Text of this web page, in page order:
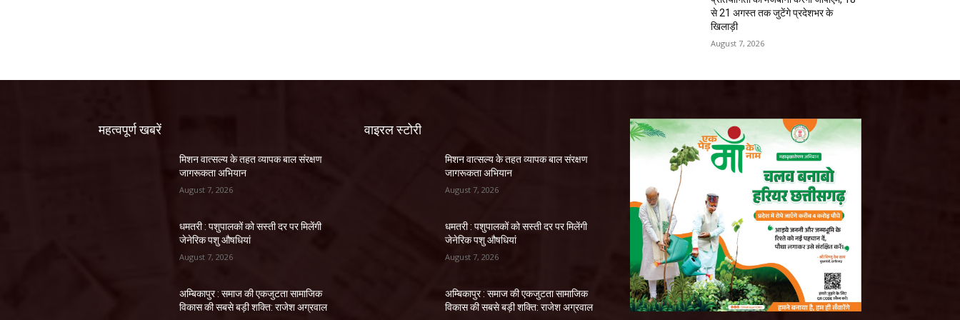
से 21 अगस्त तक जुटेंगे प्रदेशभर के
खिलाड़ी
August 7, 2026
महत्वपूर्ण खबरें
मिशन वात्सल्य के तहत व्यापक बाल संरक्षण
जागरूकता अभियान
August 7, 2026
धमतरी : पशुपालकों को सस्ती दर पर मिलेंगी
जेनेरिक पशु औषधियां
August 7, 2026
अम्बिकापुर : समाज की एकजुटता सामाजिक
विकास की सबसे बड़ी शक्ति: राजेश अग्रवाल
वाइरल स्टोरी
मिशन वात्सल्य के तहत व्यापक बाल संरक्षण
जागरूकता अभियान
August 7, 2026
धमतरी : पशुपालकों को सस्ती दर पर मिलेंगी
जेनेरिक पशु औषधियां
August 7, 2026
अम्बिकापुर : समाज की एकजुटता सामाजिक
विकास की सबसे बड़ी शक्ति: राजेश अग्रवाल